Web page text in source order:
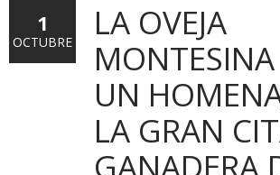
LA OVEJA
MONTESINA
UN
LA GRAN
GANADERA
1
OCTUBRE